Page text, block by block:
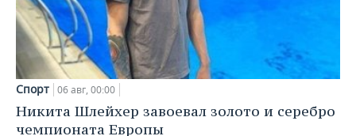
Спорт 06 авг, 00:00
Никита Шлейхер завоевал золото и серебро
чемпионата Европы